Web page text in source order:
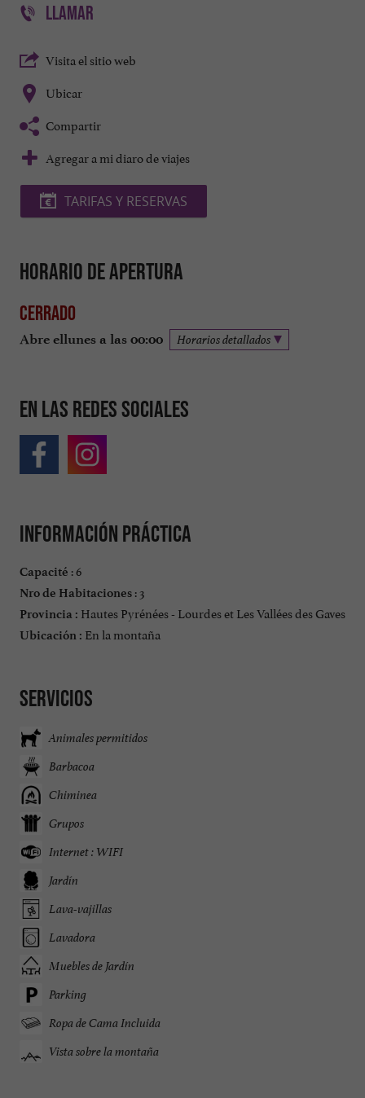
LLAMAR
Visita el sitio web
Ubicar
Compartir
Agregar a mi diaro de viajes
TARIFAS Y RESERVAS
Horario de apertura
Cerrado
Abre ellunes a las 00:00 Horarios detallados
En las redes sociales
Información práctica
Capacité : 6
Nro de Habitaciones : 3
Provincia : Hautes Pyrénées - Lourdes et Les Vallées des Gaves
Ubicación : En la montaña
Servicios
Animales permitidos
Barbacoa
Chiminea
Grupos
Internet : WIFI
Jardín
Lava-vajillas
Lavadora
Muebles de Jardín
Parking
Ropa de Cama Incluida
Vista sobre la montaña